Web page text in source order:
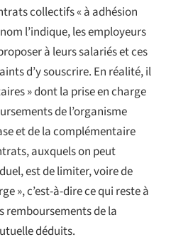
collectifs « à adhésion
l’indique, les employeurs
à leurs salariés et ces
d’y souscrire. En réalité, il
» dont la prise en charge
de l’organisme
et de la complémentaire
auxquels on peut
est de limiter, voire de
», c’est-à-dire ce qui reste à
remboursements de la
déduits.